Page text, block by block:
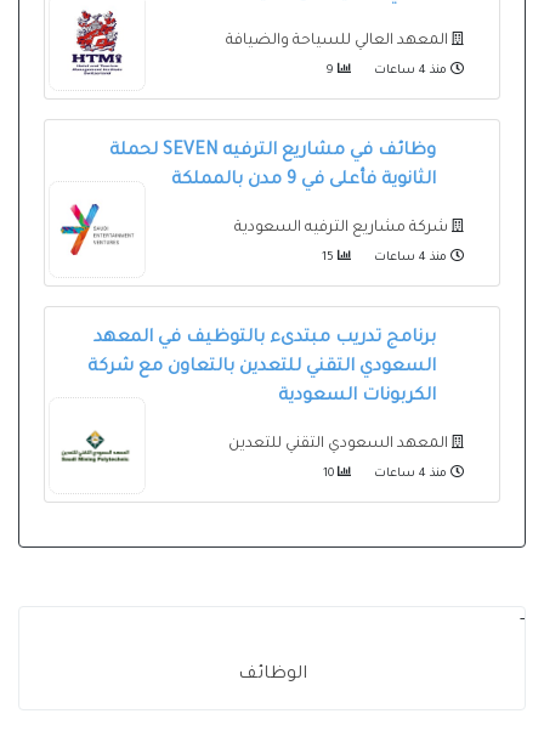
المعهد العالي للسياحة والضيافة
منذ 4 ساعات
وظائف في مشاريع الترفيه SEVEN لحملة
الثانوية فأعلى في 9 مدن بالمملكة
شركة مشاريع الترفيه السعودية
منذ 4 ساعات
برنامج تدريب مبتدىء بالتوظيف في المعهد
السعودي التقني للتعدين بالتعاون مع شركة
الكربونات السعودية
المعهد السعودي التقني للتعدين
منذ 4 ساعات
-
الوظائف